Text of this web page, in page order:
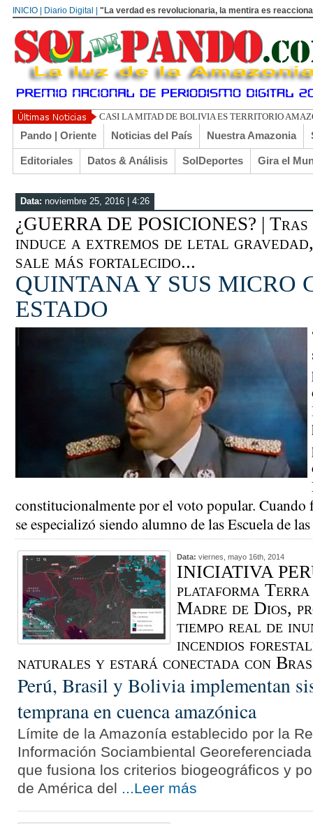
INICIO | Diario Digital | "La verdad es revolucionaria, la mentira es
UN LIBERTARIO LLAMADO E
Pando | Oriente Noticias del País Nuestra Amazonia
Editoriales Datos & Análisis SolDeportes Gira el
Data: noviembre 25, 2016 | 4:26
¿GUERRA DE POSICIONES? |
induce a extremos de letal
sale más fortalecido...
QUINTANA Y SUS MICRO
ESTADO
constitucionalmente por el voto popular.
se especializó siendo alumno de las Escuela de
Data: viernes, mayo 16th, 2014
INICIATIVA
plataforma
Madre de Dios,
tiempo real de
incendios
naturales y estará conectada con
Perú, Brasil y Bolivia implementan
temprana en cuenca amazónica
Límite de la Amazonía establecido por la
Información Sociambiental
que fusiona los criterios biogeográficos y
de América del ...Leer más